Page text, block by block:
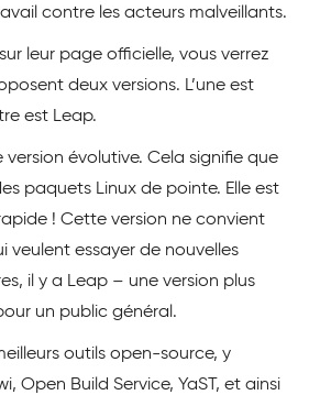
contre les acteurs malveillants.
leur page officielle, vous verrez
deux versions. L’une est
est Leap.
version évolutive. Cela signifie que
paquets Linux de pointe. Elle est
! Cette version ne convient
veulent essayer de nouvelles
il y a Leap – une version plus
un public général.
outils open-source, y
Open Build Service, YaST, et ainsi